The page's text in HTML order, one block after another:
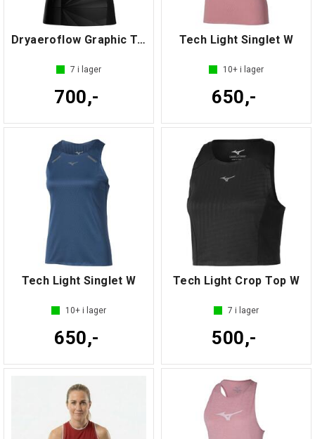
Dryaeroflow Graphic Tank Top W
7 i lager
700,-
Tech Light Singlet W
10+ i lager
650,-
Tech Light Singlet W
10+ i lager
650,-
Tech Light Crop Top W
7 i lager
500,-